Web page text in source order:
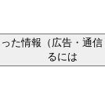
た情報（広告・通
るには